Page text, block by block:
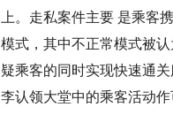
上。走私案件主要 是乘客
模式，其中不正常模式被
疑乘客的同时实现快速通
李认领大堂中的乘客活动